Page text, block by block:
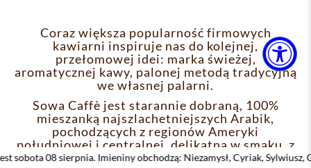
Coraz większa popularność firmowych
kawiarni inspiruje nas do kolejnej,
przełomowej idei: marka świeżej,
aromatycznej kawy, palonej metodą tradycyjną
we własnej palarni.
Sowa Caffè jest starannie dobraną, 100%
mieszanką najszlachetniejszych Arabik,
pochodzących z regionów Ameryki
południowej i centralnej, delikatną w smaku, z
wyraźnie wyczuwalnym posmakiem czekolady,
Imieniny obchodzą: Niezamysł, Cyriak, Sylwiusz, Cyryl, Emilian,